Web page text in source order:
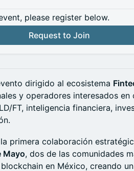
please register below.
Request to Join
dirigido al ecosistema
y operadores interesados en
FT, inteligencia financiera,
primera colaboración
Mayo, dos de las comunidades
en México, creando